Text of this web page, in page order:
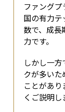
ファングプ
国の有力
数で、成長
力です。
しかし一
クが多いた
ことがあ
くご説明し